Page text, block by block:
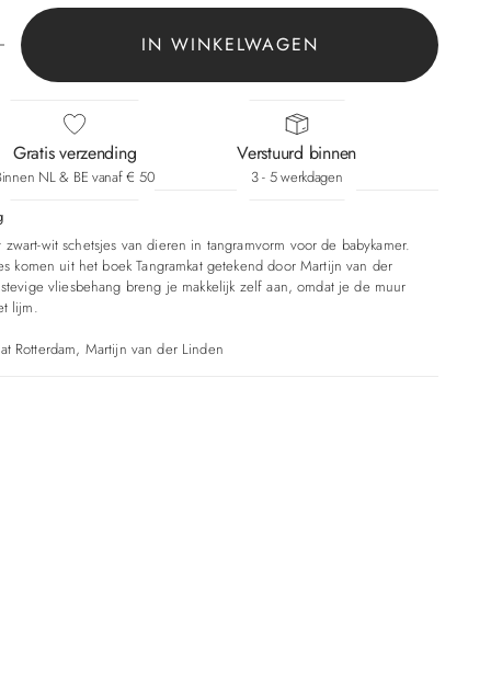
verhogen
IN WINKELWAGEN
Gratis verzending
NL & BE vanaf € 50
Verstuurd binnen
3 - 5 werkdagen
zwart-wit schetsjes van dieren in tangramvorm voor de babykamer.
komen uit het boek Tangramkat getekend door Martijn van der
vliesbehang breng je makkelijk zelf aan, omdat je de muur
lijm.
Rotterdam, Martijn van der Linden